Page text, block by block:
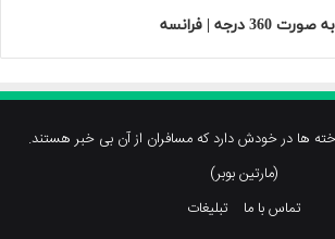
| فرانسه
ها در خودش دارد که مسافران از آن بی خبر هستند.
(مارتین بوبر)
تماس با ما
تبلیغات